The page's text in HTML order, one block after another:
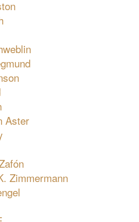
Aster
Zimmermann